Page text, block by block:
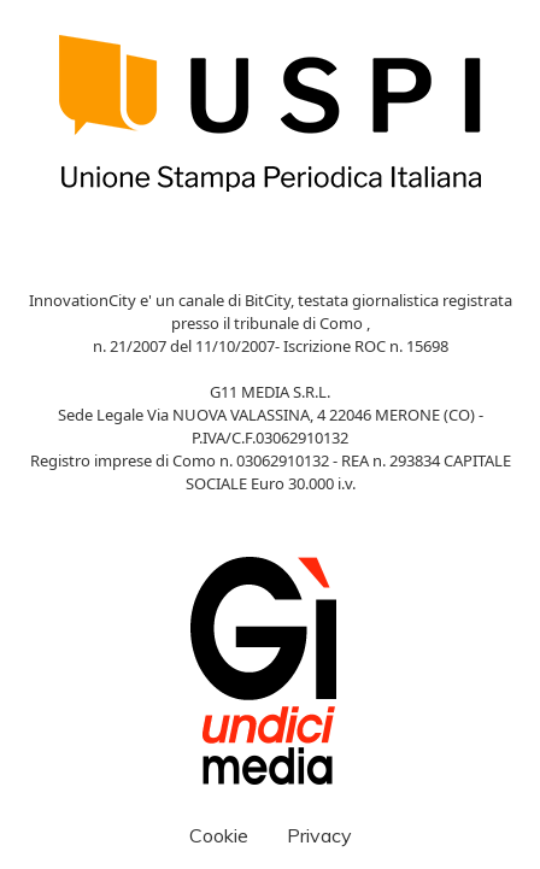
InnovationCity e' un canale di BitCity, testata giornalistica registrata
presso il tribunale di Como ,
n. 21/2007 del 11/10/2007- Iscrizione ROC n. 15698
G11 MEDIA S.R.L.
Sede Legale Via NUOVA VALASSINA, 4 22046 MERONE (CO) -
P.IVA/C.F.03062910132
Registro imprese di Como n. 03062910132 - REA n. 293834 CAPITALE
SOCIALE Euro 30.000 i.v.
Cookie Privacy